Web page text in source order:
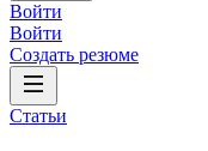
Войти
Войти
Создать резюме
Статьи